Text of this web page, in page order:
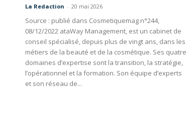
La Redaction - 20 mai 2026
Source : publié dans Cosmetiquemag n°244,
08/12/2022 ataWay Management, est un cabinet de
conseil spécialisé, depuis plus de vingt ans, dans les
métiers de la beauté et de la cosmétique. Ses quatre
domaines d’expertise sont la transition, la stratégie,
l’opérationnel et la formation. Son équipe d’experts
et son réseau de...